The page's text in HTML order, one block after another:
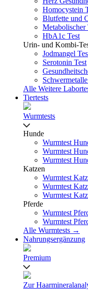
Homocystein
Blutfette und
Metabolischer
HbA1c Test
Urin- und Kombi-
Jodmangel
Serotonin Test
Alle Weitere
Tiertests
Wurmtests
Hunde
Wurmtest
Wurmtest
Wurmtest
Katzen
Wurmtest
Wurmtest
Wurmtest
Pferde
Wurmtest
Wurmtest
Alle Wurmtests →
Nahrungsergänzung
Premium
Zur